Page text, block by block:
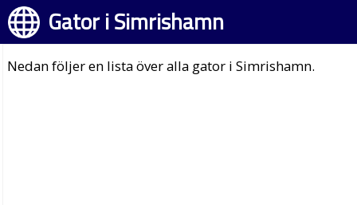
Gator i Simrishamn
Nedan följer en lista över alla gator i Simrishamn.